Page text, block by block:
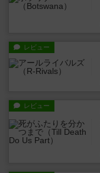
レビュー
レビュー